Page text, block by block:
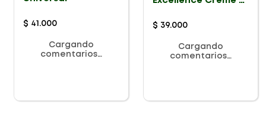
$ 41 .000
Cargando
comentarios…
$ 39.000
Cargando
comentarios…